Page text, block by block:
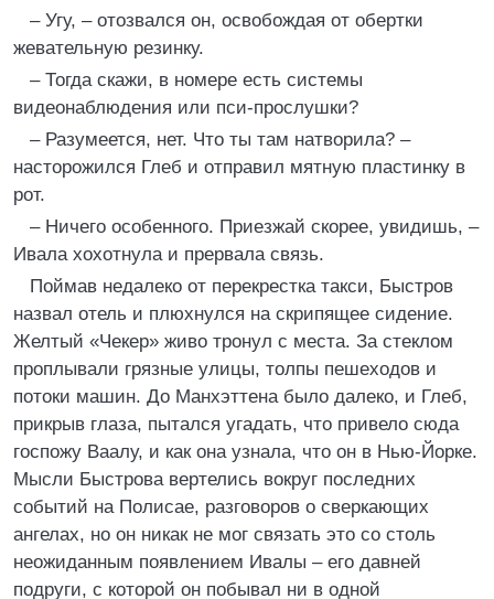
– Угу, – отозвался он, освобождая от обертки
жевательную резинку.
– Тогда скажи, в номере есть системы
видеонаблюдения или пси-прослушки?
– Разумеется, нет. Что ты там натворила? –
насторожился Глеб и отправил мятную пластинку в
рот.
– Ничего особенного. Приезжай скорее, увидишь, –
Ивала хохотнула и прервала связь.
Поймав недалеко от перекрестка такси, Быстров
назвал отель и плюхнулся на скрипящее сидение.
Желтый «Чекер» живо тронул с места. За стеклом
проплывали грязные улицы, толпы пешеходов и
потоки машин. До Манхэттена было далеко, и Глеб,
прикрыв глаза, пытался угадать, что привело сюда
госпожу Ваалу, и как она узнала, что он в Нью-Йорке.
Мысли Быстрова вертелись вокруг последних
событий на Полисае, разговоров о сверкающих
ангелах, но он никак не мог связать это со столь
неожиданным появлением Ивалы – его давней
подруги, с которой он побывал ни в одной